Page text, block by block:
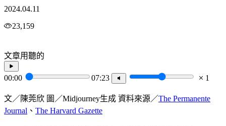
2024.04.11
23,159
文章用聽的
00:00 07:23 1
文／陳莞欣 圖／Midjourney生成 資料來源／The Permanente
Journal 、 The Harvard Gazette